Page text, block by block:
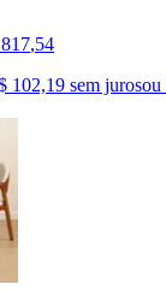
817,54
102,19 sem jurosou